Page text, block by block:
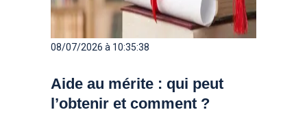
08/07/2026 à 10:35:38
Aide au mérite : qui peut
l’obtenir et comment ?